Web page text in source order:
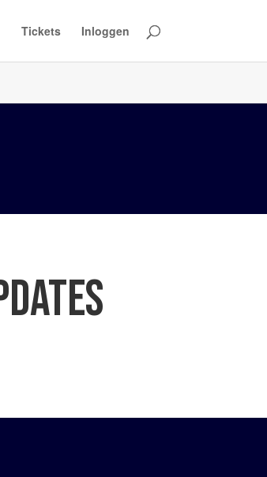
Tickets Inloggen